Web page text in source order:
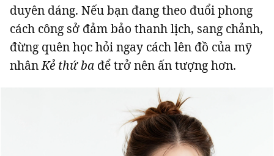
duyên dáng. Nếu bạn đang theo đuổi phong
cách công sở đảm bảo thanh lịch, sang chảnh,
đừng quên học hỏi ngay cách lên đồ của mỹ
nhânKẻ thứ ba để trở nên ấn tượng hơn.